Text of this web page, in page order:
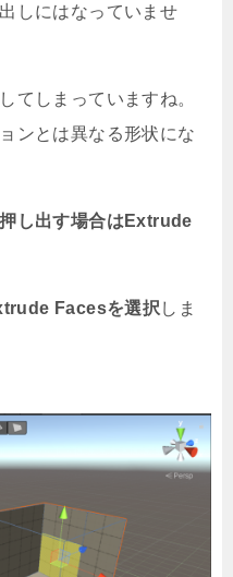
しにはなっていませ
てしまっていますね。
ンとは異なる形状にな
し出す場合はExtrude
Facesを選択 しま